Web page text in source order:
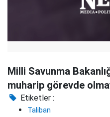
Milli Savunma
muharip görevde
Etiketler :
Taliban